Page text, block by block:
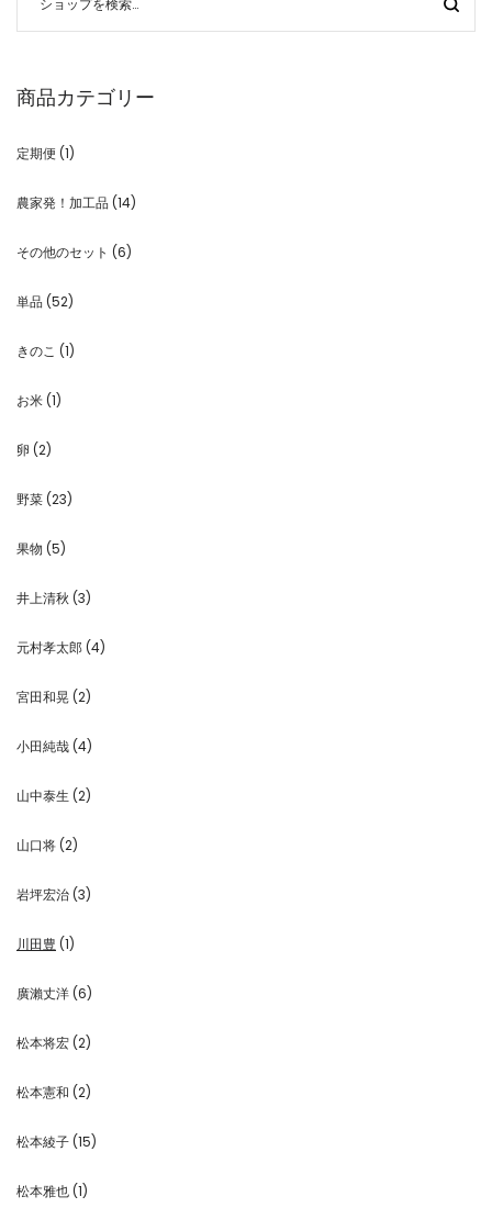
商品カテゴリー
定期便 (1)
農家発！加工品 (14)
その他のセット (6)
単品 (52)
きのこ (1)
お米 (1)
卵 (2)
野菜 (23)
果物 (5)
井上清秋 (3)
元村孝太郎 (4)
宮田和晃 (2)
小田純哉 (4)
山中泰生 (2)
山口将 (2)
岩坪宏治 (3)
川田豊 (1)
廣瀨丈洋 (6)
松本将宏 (2)
松本憲和 (2)
松本綾子 (15)
松本雅也 (1)